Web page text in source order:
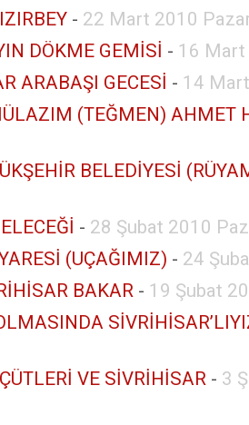
- 22 Mart 2010
DÖKME GEMİSİ - 16 Mart
ARABAŞI GECESİ - 14
(TEĞMEN) AHMET
BELEDİYESİ
- 28 Şubat 2010
(UÇAĞIMIZ) - 24
BAKAR - 19 Şubat
VE SİVRİHİSAR - 3